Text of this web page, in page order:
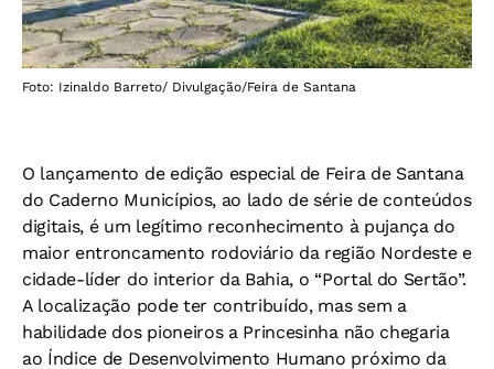
Foto: Izinaldo Barreto/ Divulgação/Feira de Santana
O lançamento de edição especial de Feira de Santana
do Caderno Municípios, ao lado de série de conteúdos
digitais, é um legítimo reconhecimento à pujança do
maior entroncamento rodoviário da região Nordeste e
cidade-líder do interior da Bahia, o “Portal do Sertão”.
A localização pode ter contribuído, mas sem a
habilidade dos pioneiros a Princesinha não chegaria
ao Índice de Desenvolvimento Humano próximo da